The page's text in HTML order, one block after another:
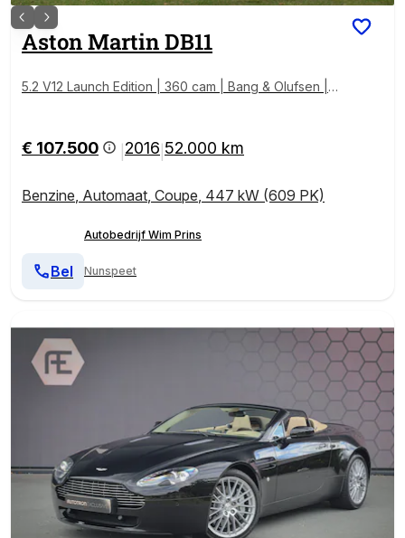
Aston MartinDB11
5.2 V12 Launch Edition | 360 cam | Bang & Olufsen | A
€ 107.500 2016 52.000 km
Benzine, Automaat, Coupe, 447 kW (609 PK)
Autobedrijf Wim Prins
Nunspeet
Bel